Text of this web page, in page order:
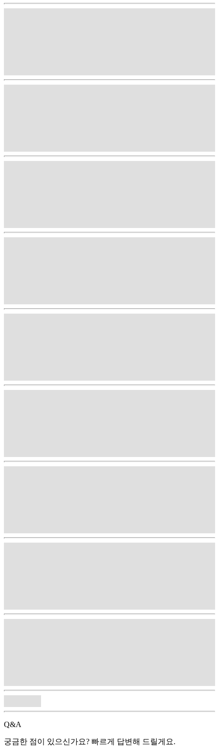
Q&A
궁금한 점이 있으신가요? 빠르게 답변해 드릴게요.